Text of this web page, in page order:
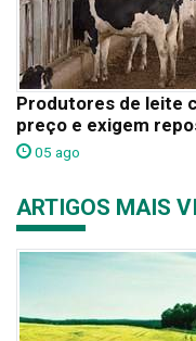
Produtores de leite
preço e exigem
05 ago
ARTIGOS MAIS